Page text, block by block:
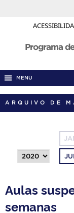
Programa
MENU
ARQUIVO DE
Aulas
semanas